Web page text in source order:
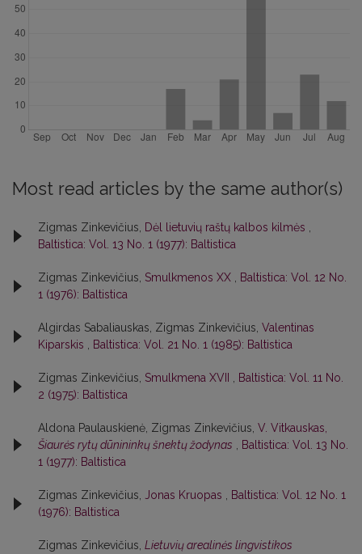
Most read articles by the same author(s)
Zigmas Zinkevičius, Dėl lietuvių raštų kalbos kilmės
Baltistica: Vol. 13 No. 1 (1977): Baltistica
Zigmas Zinkevičius, Smulkmenos XX
Baltistica: Vol. 12 No.
1 (1976): Baltistica
Algirdas Sabaliauskas, Zigmas Zinkevičius, Valentinas
Kiparskis
Baltistica: Vol. 21 No. 1 (1985): Baltistica
Zigmas Zinkevičius, Smulkmena XVII
Baltistica: Vol. 11 No.
2 (1975): Baltistica
Aldona Paulauskienė, Zigmas Zinkevičius, V. Vitkauskas,
Šiaurės rytų dūnininkų šnektų žodynas
Baltistica: Vol. 13 No.
1 (1977): Baltistica
Zigmas Zinkevičius, Jonas Kruopas
Baltistica: Vol. 12 No. 1
(1976): Baltistica
Zigmas Zinkevičius, Lietuvių arealinės lingvistikos